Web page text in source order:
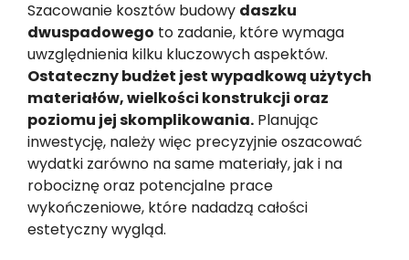
Szacowanie kosztów budowy daszku
dwuspadowego to zadanie, które wymaga
uwzględnienia kilku kluczowych aspektów.
Ostateczny budżet jest wypadkową użytych
materiałów, wielkości konstrukcji oraz
poziomu jej skomplikowania. Planując
inwestycję, należy więc precyzyjnie oszacować
wydatki zarówno na same materiały, jak i na
robociznę oraz potencjalne prace
wykończeniowe, które nadadzą całości
estetyczny wygląd.